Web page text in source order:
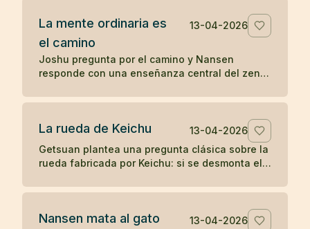
La mente ordinaria es
el camino
13-04-2026
Joshu pregunta por el camino y Nansen
responde con una enseñanza central del zen:
persigue, ya es el camino.
La rueda de Keichu
13-04-2026
Getsuan plantea una pregunta clásica sobre la
rueda fabricada por Keichu: si se desmonta el
forma, función y vacío.
Nansen mata al gato
13-04-2026